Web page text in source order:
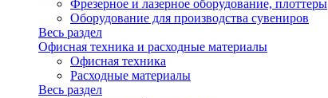
Фрезерное и лазерное оборудование, плоттеры
Оборудование для производства сувениров
Весь раздел
Офисная техника и расходные материалы
Офисная техника
Расходные материалы
Весь раздел